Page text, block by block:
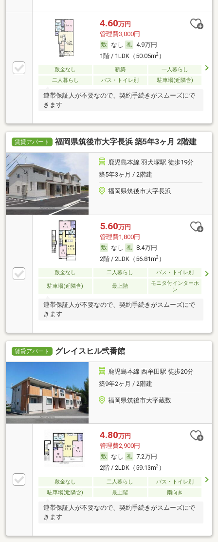
4.60万円
管理費3,000円
なし
4.9万円
1階 / 1LDK（50.05m2）
敷金なし 新築
一人暮らし
二人暮らし
バス・トイレ別 駐車場(近隣含)
連帯保証人が不要なので、契約手続きがスムーズにで
きます
賃貸アパート 福岡県筑後市大字長浜 築5年3ヶ月 2階建
鹿児島本線 羽犬塚駅 徒歩19分
築5年3ヶ月 / 2階建
福岡県筑後市大字長浜
5.60万円
管理費1,800円
なし
8.4万円
2階 / 2LDK（56.81m2）
敷金なし 二人暮らし バス・トイレ別
駐車場(近隣含) 最上階
モニタ付インターホ
ン
連帯保証人が不要なので、契約手続きがスムーズにで
きます
賃貸アパート グレイスヒル弐番館
鹿児島本線 西牟田駅 徒歩20分
築9年2ヶ月 / 2階建
福岡県筑後市大字蔵数
4.80万円
管理費2,900円
なし
7.2万円
2階 / 2LDK（59.13m2）
敷金なし 二人暮らし
バス・トイレ別
駐車場(近隣含)
最上階 南向き
連帯保証人が不要なので、契約手続きがスムーズにで
きます